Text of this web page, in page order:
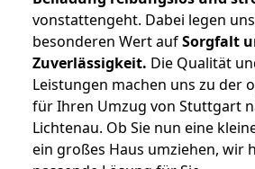
vonstattengeht. Dabei legen
besonderen Wert aufSorgfalt
Zuverlässigkeit. Die Qualität
Leistungen machen uns zu der
für Ihren Umzug von Stuttgart
Lichtenau. Ob Sie nun eine
ein großes Haus umziehen, wir